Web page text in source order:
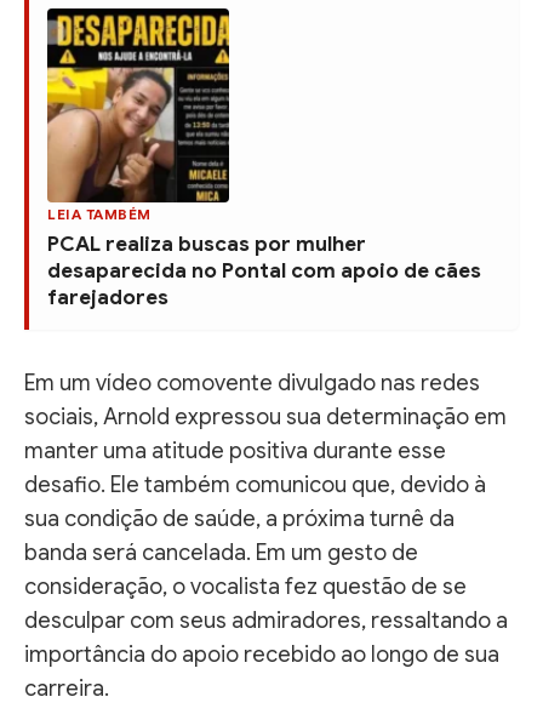
LEIA TAMBÉM
PCAL realiza buscas por mulher
desaparecida no Pontal com apoio de cães
farejadores
Em um vídeo comovente divulgado nas redes
sociais, Arnold expressou sua determinação em
manter uma atitude positiva durante esse
desafio. Ele também comunicou que, devido à
sua condição de saúde, a próxima turnê da
banda será cancelada. Em um gesto de
consideração, o vocalista fez questão de se
desculpar com seus admiradores, ressaltando a
importância do apoio recebido ao longo de sua
carreira.